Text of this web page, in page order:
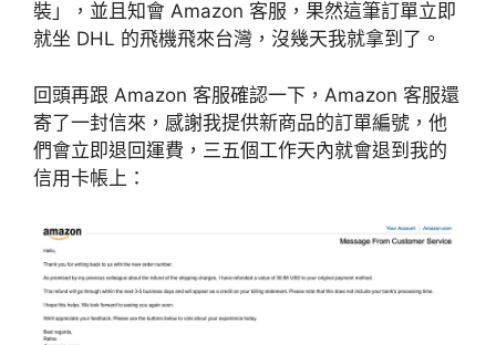
裝」，並且知會 Amazon 客服，果然這筆訂單立即
就坐 DHL 的飛機飛來台灣，沒幾天我就拿到了。
回頭再跟 Amazon 客服確認一下，Amazon 客服還
寄了一封信來，感謝我提供新商品的訂單編號，他
們會立即退回運費，三五個工作天內就會退到我的
信用卡帳上：